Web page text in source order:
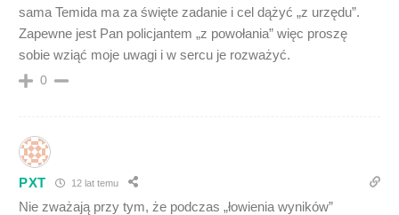
sama Temida ma za święte zadanie i cel dążyć „z urzędu”.
Zapewne jest Pan policjantem „z powołania” więc proszę
sobie wziąć moje uwagi i w sercu je rozważyć.
0
PXT 12 lat temu
Nie zważają przy tym, że podczas „łowienia wyników”